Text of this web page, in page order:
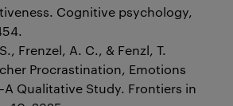
Cognitive psychology,
Frenzel, A. C., & Fenzl, T.
Procrastination, Emotions
Qualitative Study. Frontiers in